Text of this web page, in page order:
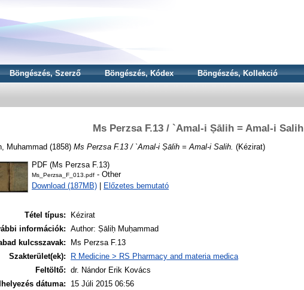
Böngészés, Szerző Böngészés, Kódex Böngészés, Kollekció
Ms Perzsa F.13 / `Amal-i Ṣālih = Amal-i Salih
Muhammad (1858) Ms Perzsa F.13 / `Amal-i Ṣālih = Amal-i Salih. (Kézirat)
PDF (Ms Perzsa F.13)
Ms_Perzsa_F_013.pdf - Other
Download (187MB)
Előzetes bemutató
Tétel típus:
Kézirat
információk: Author: Ṣāliḥ Muḥammad
kulcsszavak:
Ms Perzsa F.13
Szakterület(ek):
R Medicine > RS Pharmacy and materia medica
Feltöltő: dr. Nándor Erik Kovács
dátuma:
15 Júli 2015 06:56